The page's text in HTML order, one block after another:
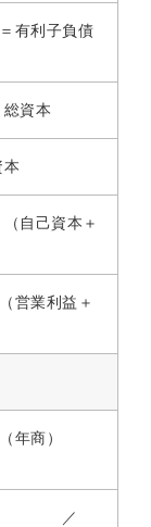
有利子負債
資本
自己資本＋
営業利益＋
年商）
上高 ／